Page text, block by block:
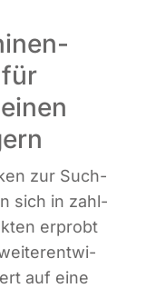
zur Such­
sich in zahl­
erprobt
auf eine